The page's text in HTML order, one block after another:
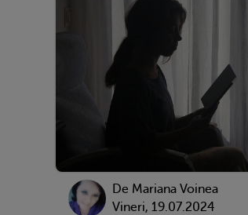
De Mariana Voinea
Vineri, 19.07.2024